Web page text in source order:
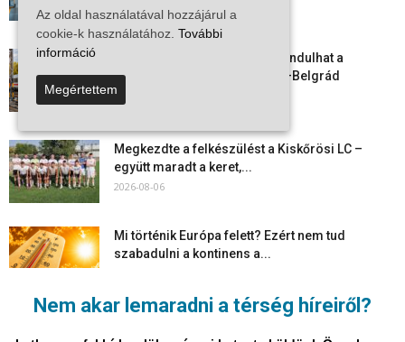
Nem akar lemaradni a térség híreiről?
2026-08-07
Vitézy Dávid: már ősszel újraindulhat a
személyszállítás a Budapest–Belgrád
vasútvonalon
Megkezdte a felkészülést a Kiskőrösi LC –
együtt maradt a keret,...
2026-08-06
Mi történik Európa felett? Ezért nem tud
szabadulni a kontinens a...
Az oldal használatával hozzájárul a
cookie-k használatához. További
információ
Megértettem